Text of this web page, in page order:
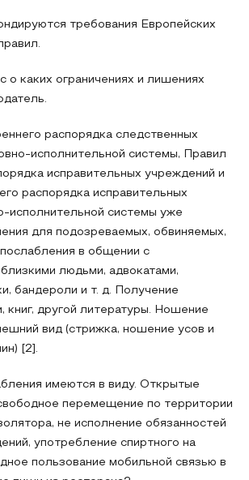
требования Европейских
о каких ограничениях и лишениях
распорядка следственных
исполнительной системы, Правил
исправительных учреждений и
распорядка исправительных
исполнительной системы уже
для подозреваемых, обвиняемых,
в общении с
людьми, адвокатами,
бандероли и т. д. Получение
книг, другой литературы. Ношение
вид (стрижка, ношение усов и
[2].
имеются в виду. Открытые
перемещение по территории
не исполнение обязанностей
употребление спиртного на
пользование мобильной связью в